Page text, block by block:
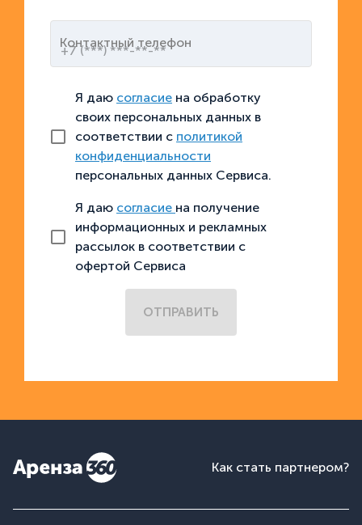
Контактный телефон
Я даю согласие на обработку
своих персональных данных в
соответствии с политикой
конфиденциальности
персональных данных Сервиса.
Я даю согласие на получение
информационных и рекламных
рассылок в соответствии с
офертой Сервиса
ОТПРАВИТЬ
Как стать партнером?